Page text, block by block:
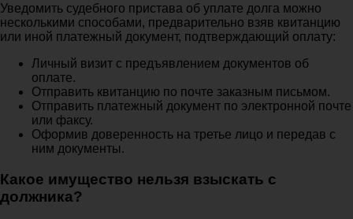
Уведомить судебного пристава об уплате долга можно
несколькими способами, предварительно взяв квитанцию
или иной платежный документ, подтверждающий оплату:
Личный визит с предъявлением документов об
оплате.
Отправить квитанцию по почте заказным письмом.
Отправить платежный документ по электронной почте
или факсу.
Оформив доверенность на третье лицо и передав с
ним документы.
Какое имущество нельзя взыскать с
должника?